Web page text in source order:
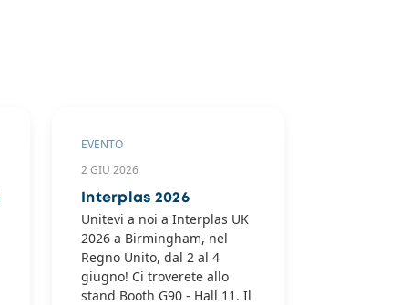
EVENTO
2 GIU 2026
Interplas 2026
Unitevi a noi a Interplas UK
2026 a Birmingham, nel
Regno Unito, dal 2 al 4
giugno! Ci troverete allo
stand Booth G90 - Hall 11. Il